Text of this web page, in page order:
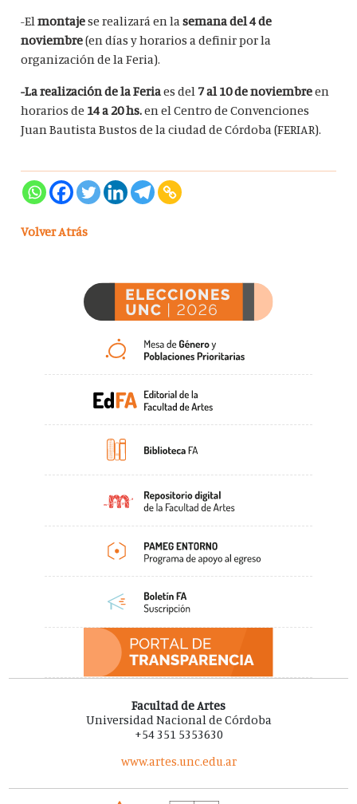
-Elmontajese realizará en lasemana del 4 de
noviembre(en días y horarios a definir por la
organización de la Feria).
-La realización de la Feriaes del 7 al 10 de noviembreen
horarios de 14 a 20 hs.en el Centro de Convenciones
Juan Bautista Bustos de la ciudad de Córdoba (FERIAR).
Volver Atrás
Facultad de Artes
Universidad Nacional de Córdoba
+54 351 5353630
www.artes.unc.edu.ar